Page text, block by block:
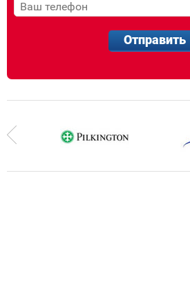
Отправить